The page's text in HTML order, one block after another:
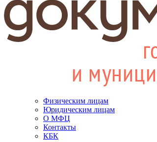
Физическим лицам
Юридическим лицам
О МФЦ
Контакты
КБК